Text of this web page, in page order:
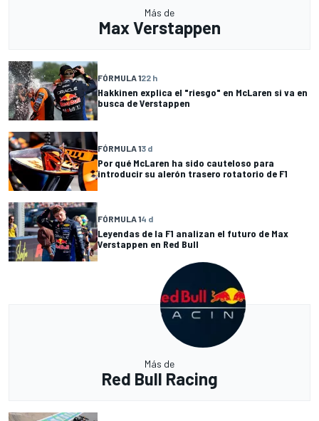
Más de
Max Verstappen
FÓRMULA 122 h
Hakkinen explica el "riesgo" en McLaren si va en
busca de Verstappen
FÓRMULA 13 d
Por qué McLaren ha sido cauteloso para
introducir su alerón trasero rotatorio de F1
FÓRMULA 14 d
Leyendas de la F1 analizan el futuro de Max
Verstappen en Red Bull
Más de
Red Bull Racing